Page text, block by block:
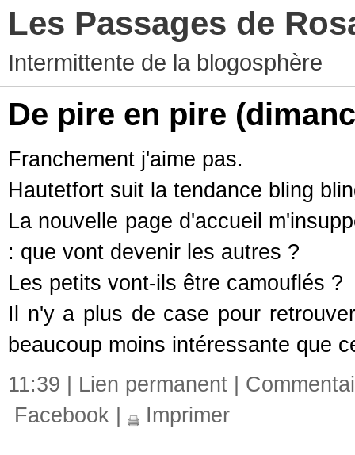
Les Passages de
Intermittente de la blogosphère
De pire en pire
Franchement j'aime pas.
Hautetfort suit la tendance bling
La nouvelle page d'accueil
: que vont devenir les autres ?
Les petits vont-ils être camouflés ?
Il n'y a plus de case pour
beaucoup moins intéressante que
11:39 | Lien permanent
Facebook
Imprimer